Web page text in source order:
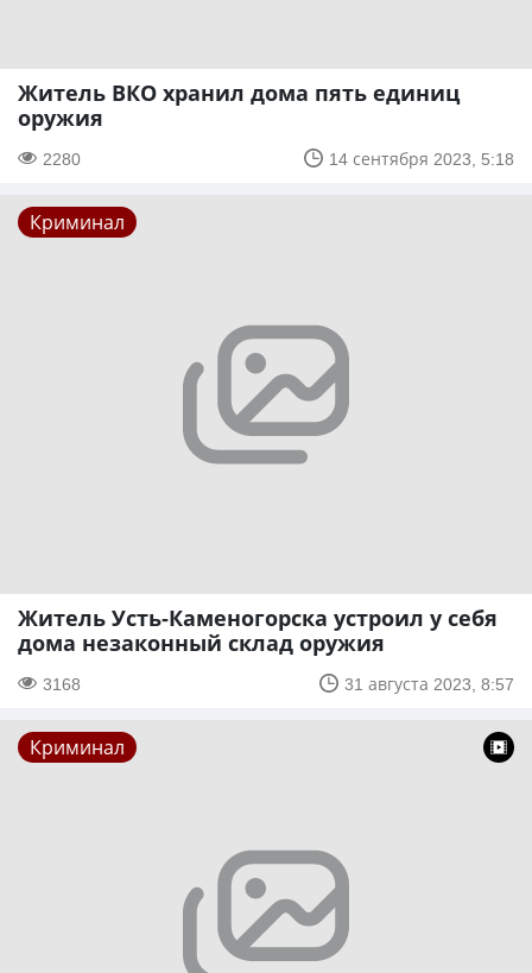
Житель ВКО хранил дома пять единиц
оружия
2280 14 сентября 2023, 5:18
Криминал
Житель Усть-Каменогорска устроил у себя
дома незаконный склад оружия
3168 31 августа 2023, 8:57
Криминал